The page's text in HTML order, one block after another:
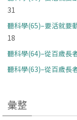
31
聽科學(65)–要活就要
18
聽科學(64)–從百歲長
聽科學(63)–從百歲長
彙整